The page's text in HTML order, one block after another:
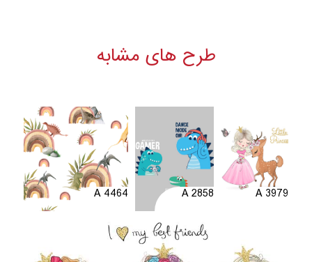
طرح های مشابه
A 3979
A 2858
A 4464